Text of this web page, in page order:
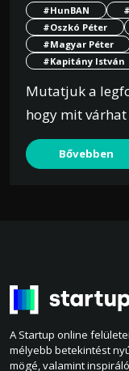
#HunBAN
#Oszkó Péter
#Magyar Péter
#Kapitány István
Mutatjuk a
hogy mit
Bővebben
A Startup online
mélyebb betekintést
mögé, valamint